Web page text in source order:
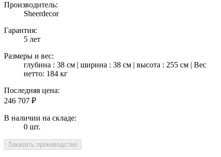
Производитель:
Sheerdecor
Гарантия:
5 лет
Размеры и вес:
глубина : 38 см | ширина : 38 см | высота : 255 см | Вес
нетто: 184 кг
Последняя цена:
246 707 ₽
В наличии на складе:
0 шт.